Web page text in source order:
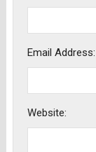
Email Address:
Website: